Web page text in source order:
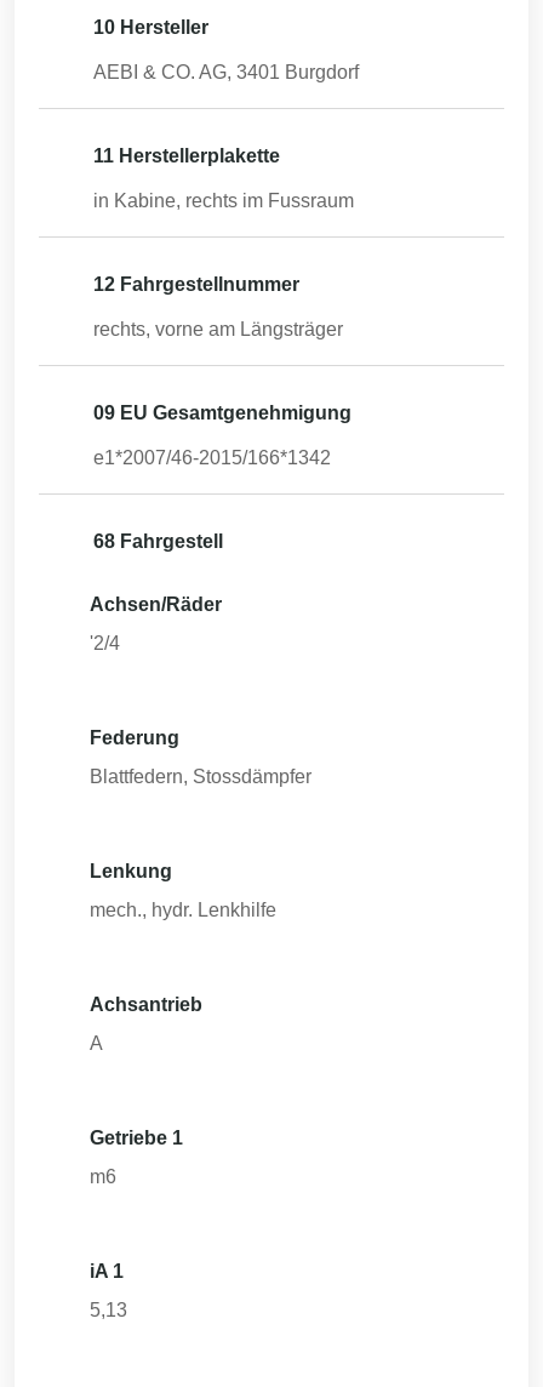
10 Hersteller
AEBI & CO. AG, 3401 Burgdorf
11 Herstellerplakette
in Kabine, rechts im Fussraum
12 Fahrgestellnummer
rechts, vorne am Längsträger
09 EU Gesamtgenehmigung
e1*2007/46-2015/166*1342
68 Fahrgestell
Achsen/Räder
'2/4
Federung
Blattfedern, Stossdämpfer
Lenkung
mech., hydr. Lenkhilfe
Achsantrieb
A
Getriebe 1
m6
iA 1
5,13